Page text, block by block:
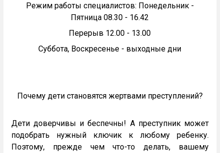
Режим работы специалистов: Понедельник -
Пятница 08.30 - 16.42
Перерыв 12.00 - 13.00
Суббота, Воскресенье - выходные дни
Почему дети становятся жертвами преступлений?
Дети доверчивы и беспечны! А преступник может
подобрать нужный ключик к любому ребенку.
Поэтому, прежде чем что-то делать, вашему